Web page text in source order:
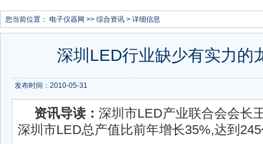
您当前位置： 电子仪器网 >> 综合资讯 > 详细信息
深圳LED行业缺少有实力的
发布时间：2010-05-31
资讯导读： 深圳市LED产业联合会会长
深圳市LED总产值比前年增长35%,达到